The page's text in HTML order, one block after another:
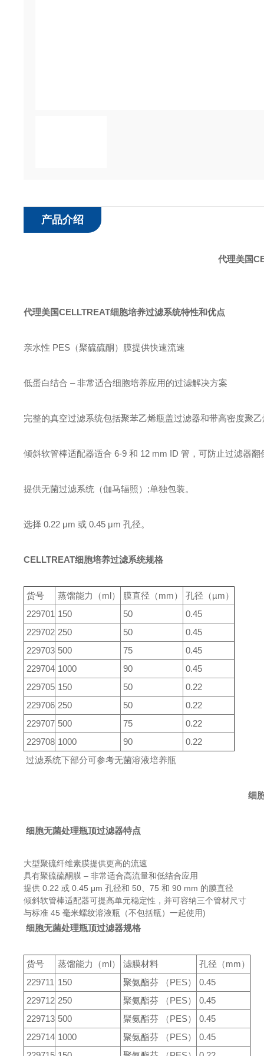
产品介绍
代理美国
代理美国CELLTREAT细胞培养过滤系统特性和优点
亲水性 PES（聚硫硫酮）膜提供快速流速
低蛋白结合 – 非常适合细胞培养应用的过滤解决方案
完整的真空过滤系统包括聚苯乙烯瓶盖过滤器和带高密度聚乙
倾斜软管棒适配器适合 6-9 和 12 mm ID 管，可防止过滤器翻
提供无菌过滤系统（伽马辐照）;单独包装。
选择 0.22 μm 或 0.45 μm 孔径。
CELLTREAT细胞培养过滤系统规格
货号 蒸馏能力（ml） 膜直径（mm）
孔径（µm）
229701 150 50
0.45
229702 250 50
0.45
229703 500 75
0.45
229704 1000 90
0.45
229705 150 50
0.22
229706 250 50
0.22
229707 500 75
0.22
229708 1000 90
0.22
过滤系统下部分可参考无菌溶液培养瓶
细
细胞无菌处理瓶顶过滤器特点
大型聚硫纤维素膜提供更高的流速
具有聚硫硫酮膜 – 非常适合高流量和低结合应用
提供 0.22 或 0.45 μm 孔径和 50、75 和 90 mm 的膜直径
倾斜软管棒适配器可提高单元稳定性，并可容纳三个管材尺寸
与标准 45 毫米螺纹溶液瓶（不包括瓶）一起使用)
细胞无菌处理瓶顶过滤器规格
货号 蒸馏能力（ml） 滤膜材料
孔径（mm）
229711 150 聚氨酯芬 （PES）
0.45
229712 250 聚氨酯芬 （PES）
0.45
229713 500 聚氨酯芬 （PES）
0.45
229714 1000 聚氨酯芬 （PES）
0.45